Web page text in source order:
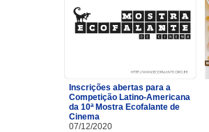
Inscrições abertas para a
Competição Latino-Americana
da 10ª Mostra Ecofalante de
Cinema
07/12/2020